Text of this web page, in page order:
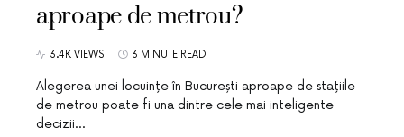
aproape de metrou?
3.4K VIEWS 3 MINUTE READ
Alegerea unei locuințe în București aproape de stațiile
de metrou poate fi una dintre cele mai inteligente
decizii…